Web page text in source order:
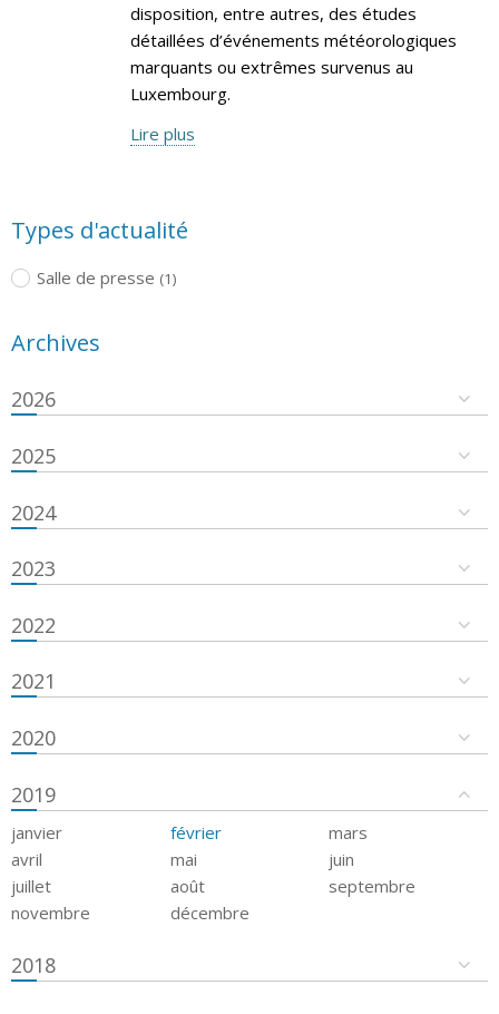
disposition, entre autres, des études
détaillées d’événements météorologiques
marquants ou extrêmes survenus au
Luxembourg.
Lire plus
Types d'actualité
Salle de presse (1)
Archives
2026
2025
2024
2023
2022
2021
2020
2019
janvier février
mars
avril
mai
juin
juillet
août
septembre
novembre
décembre
2018